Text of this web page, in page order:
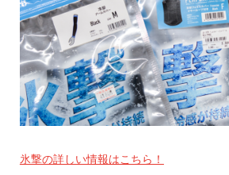
氷撃の詳しい情報はこちら！